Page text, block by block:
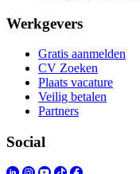
Werkgevers
Gratis aanmelden
CV Zoeken
Plaats vacature
Veilig betalen
Partners
Social